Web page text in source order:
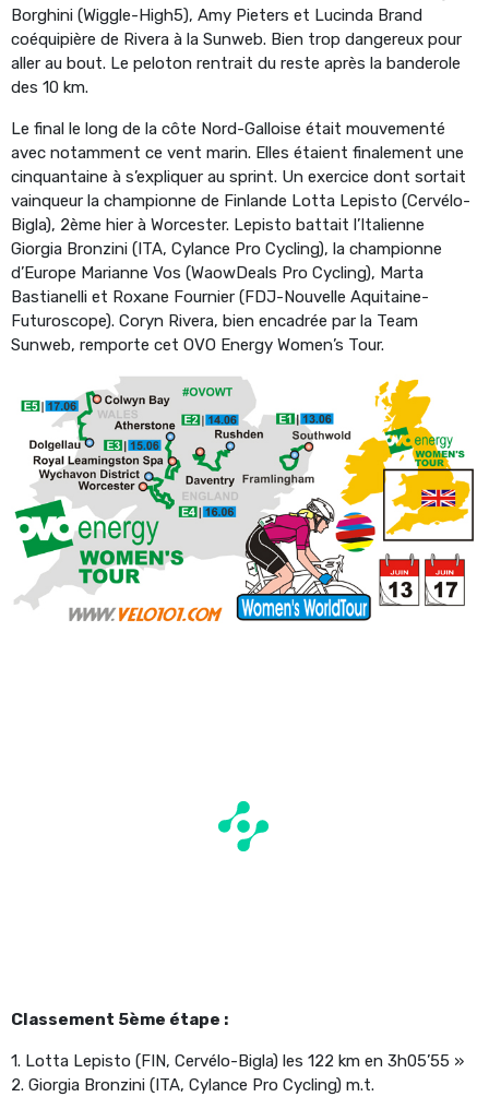
Borghini (Wiggle-High5), Amy Pieters et Lucinda Brand
coéquipière de Rivera à la Sunweb. Bien trop dangereux pour
aller au bout. Le peloton rentrait du reste après la banderole
des 10 km.
Le final le long de la côte Nord-Galloise était mouvementé
avec notamment ce vent marin. Elles étaient finalement une
cinquantaine à s’expliquer au sprint. Un exercice dont sortait
vainqueur la championne de Finlande Lotta Lepisto (Cervélo-
Bigla), 2ème hier à Worcester. Lepisto battait l’Italienne
Giorgia Bronzini (ITA, Cylance Pro Cycling), la championne
d’Europe Marianne Vos (WaowDeals Pro Cycling), Marta
Bastianelli et Roxane Fournier (FDJ-Nouvelle Aquitaine-
Futuroscope). Coryn Rivera, bien encadrée par la Team
Sunweb, remporte cet OVO Energy Women’s Tour.
Classement 5ème étape :
1. Lotta Lepisto (FIN, Cervélo-Bigla) les 122 km en 3h05’55 »
2. Giorgia Bronzini (ITA, Cylance Pro Cycling) m.t.